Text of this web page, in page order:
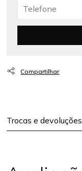
Trocas e devoluções